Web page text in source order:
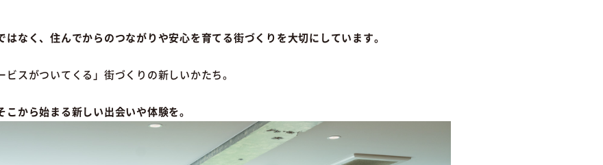
なく、住んでからのつながりや安心を育てる街づくりを大切にしています。
ビスがついてくる」街づくりの新しいかたち。
こから始まる新しい出会いや体験を。